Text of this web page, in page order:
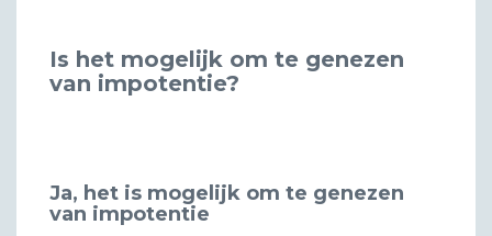
Is het mogelijk om te genezen
van impotentie?
Ja, het is mogelijk om te genezen
van impotentie